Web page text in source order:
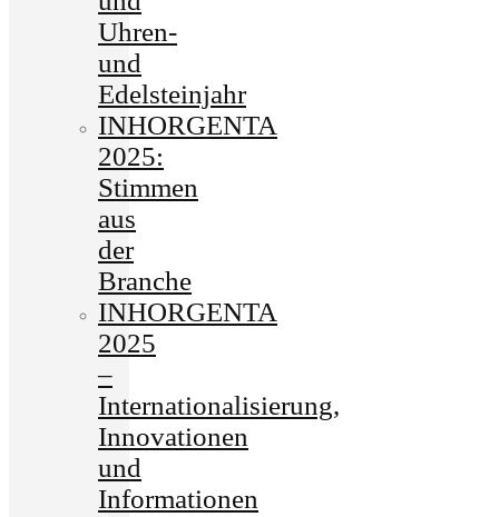
Uhren-
und
Edelsteinjahr
INHORGENTA
2025:
Stimmen
aus
der
Branche
INHORGENTA
2025
–
Internationalisierung,
Innovationen
und
Informationen